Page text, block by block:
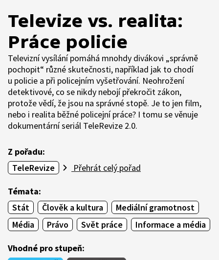
Televize vs. realita:
Práce policie
Televizní vysílání pomáhá mnohdy divákovi „správně
pochopit“ různé skutečnosti, například jak to chodí
u policie a při policejním vyšetřování. Neohrožení
detektivové, co se nikdy nebojí překročit zákon,
protože vědí, že jsou na správné stopě. Je to jen film,
nebo i realita běžné policejní práce? I tomu se věnuje
dokumentární seriál TeleRevize 2.0.
Z pořadu:
TeleRevize
Přehrát celý pořad
Témata:
Stát
Člověk a kultura
Mediální gramotnost
Média
Právo Svět práce Informace a média
Vhodné pro stupeň: